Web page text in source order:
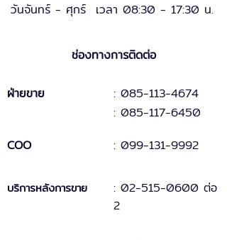
วันจันทร์ - ศุกร์ เวลา 08:30 - 17:30 น.
ช่องทางการติดต่อ
ฝ่ายขาย
: 085-113-4674
: 085-117-6450
COO
: 099-131-9992
บริการหลังการขาย : 02-515-0600 ต่อ
2